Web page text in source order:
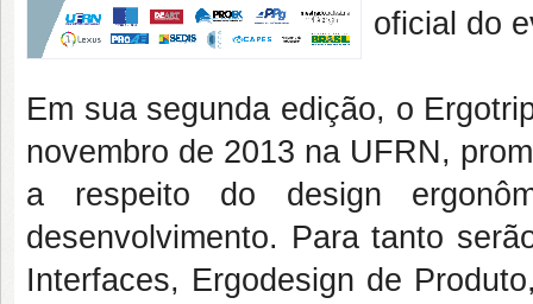
oficial do
Em sua segunda edição, o
novembro de 2013 na UFRN,
a respeito do design
desenvolvimento. Para tanto
Interfaces, Ergodesign de